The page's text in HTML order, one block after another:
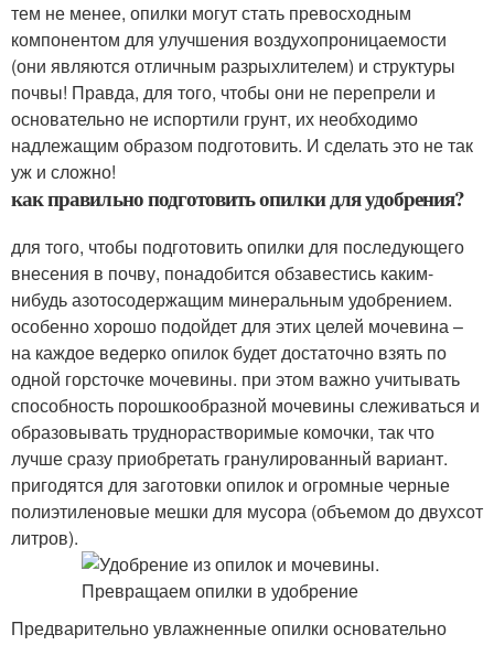
тем не менее, опилки могут стать превосходным
компонентом для улучшения воздухопроницаемости
(они являются отличным разрыхлителем) и структуры
почвы! Правда, для того, чтобы они не перепрели и
основательно не испортили грунт, их необходимо
надлежащим образом подготовить. И сделать это не так
уж и сложно!
как правильно подготовить опилки для удобрения?
для того, чтобы подготовить опилки для последующего
внесения в почву, понадобится обзавестись каким-
нибудь азотосодержащим минеральным удобрением.
особенно хорошо подойдет для этих целей мочевина –
на каждое ведерко опилок будет достаточно взять по
одной горсточке мочевины. при этом важно учитывать
способность порошкообразной мочевины слеживаться и
образовывать труднорастворимые комочки, так что
лучше сразу приобретать гранулированный вариант.
пригодятся для заготовки опилок и огромные черные
полиэтиленовые мешки для мусора (объемом до двухсот
литров).
Предварительно увлажненные опилки основательно